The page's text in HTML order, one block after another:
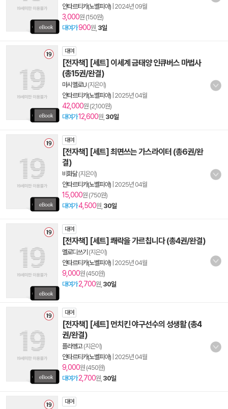
안타르티카(노벨피아) 2024년 09월
3,000원 (150원)
대여가900원, 3일
대여
[전자책] [세트] 이세계 금태양 인큐버스 마법사
(총15권/완결)
마시멜로U (지은이)
안타르티카(노벨피아) 2025년 04월
42,000원 (2,100원)
대여가12,600원, 30일
대여
[전자책] [세트] 최면쓰는 가스라이터 (총6권/완
결)
비화닮(지은이)
안타르티카(노벨피아) 2025년 04월
15,000원 (750원)
대여가4,500원, 30일
대여
[전자책] [세트] 쾌락을 가르칩니다 (총4권/완결)
멜로디쓰기 (지은이)
안타르티카(노벨피아) 2025년 04월
9,000원 (450원)
대여가 2,700원, 30일
대여
[전자책] [세트] 먼치킨 야구선수의 성생활 (총4
권/완결)
플라멩고(지은이)
안타르티카(노벨피아) 2025년 04월
9,000원 (450원)
대여가 2,700원, 30일
대여